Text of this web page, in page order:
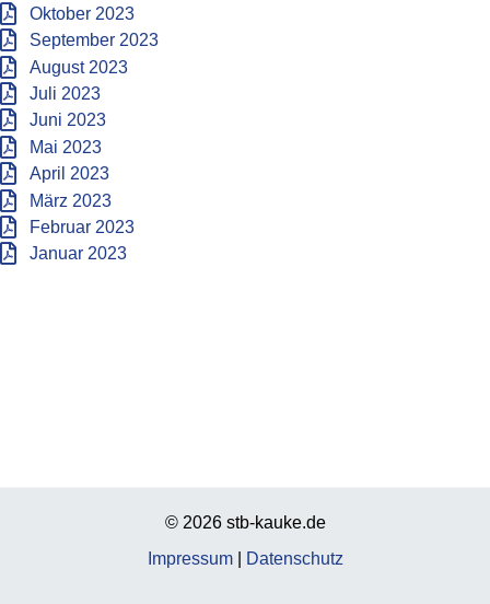
Oktober 2023
September 2023
August 2023
Juli 2023
Juni 2023
Mai 2023
April 2023
März 2023
Februar 2023
Januar 2023
© 2026 stb-kauke.de
Impressum| Datenschutz